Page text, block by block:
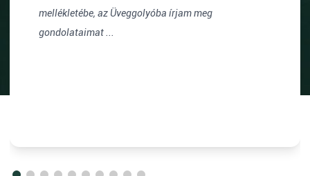
mellékletébe, az Üveggolyóba írjam meg
gondolataimat ...